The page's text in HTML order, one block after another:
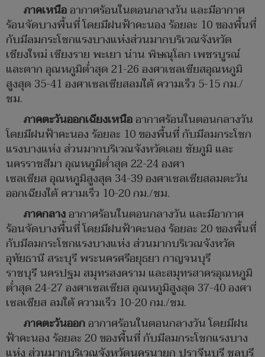
ภาคเหนืออากาศร้อนในตอนกลางวัน และมีอากาศ
ร้อนจัดบางพื้นที่ โดยมีฝนฟ้าคะนอง ร้อยละ 10 ของพื้นที่
กับมีลมกระโชกแรงบางแห่งส่วนมากบริเวณจังหวัด
เชียงใหม่ เชียงราย พะเยา น่าน พิษณุโลก เพชรบูรณ์
และตาก อุณหภูมิต่ำสุด 21-26 องศาเซลเซียสอุณหภูมิ
สูงสุด 35-41 องศาเซลเซียสลมใต้ ความเร็ว 5-15 กม./
ชม.
ภาคตะวันออกเฉียงเหนืออากาศร้อนในตอนกลางวัน
โดยมีฝนฟ้าคะนอง ร้อยละ 10 ของพื้นที่ กับมีลมกระโชก
แรงบางแห่ง ส่วนมากบริเวณจังหวัดเลย ชัยภูมิ และ
นครราชสีมา อุณหภูมิต่ำสุด 22-24 องศา
เซลเซียส อุณหภูมิสูงสุด 34-39 องศาเซลเซียสลมตะวัน
ออกเฉียงใต้ ความเร็ว 10-20 กม./ชม.
ภาคกลางอากาศร้อนในตอนกลางวัน และมีอากาศ
ร้อนจัดบางพื้นที่ โดยมีฝนฟ้าคะนอง ร้อยละ 20 ของพื้นที่
กับมีลมกระโชกแรงบางแห่ง ส่วนมากบริเวณจังหวัด
อุทัยธานี สระบุรี พระนครศรีอยุธยา กาญจนบุรี
ราชบุรี นครปฐม สมุทรสงคราม และสมุทรสาครอุณหภูมิ
ต่ำสุด 24-27 องศาเซลเซียส อุณหภูมิสูงสุด 37-40 องศา
เซลเซียส ลมใต้ ความเร็ว 10-20 กม./ชม.
ภาคตะวันออกอากาศร้อนในตอนกลางวัน โดยมีฝน
ฟ้าคะนอง ร้อยละ 20 ของพื้นที่ กับมีลมกระโชกแรงบาง
แห่ง ส่วนมากบริเวณจังหวัดนครนายก ปราจีนบุรี ชลบุรี